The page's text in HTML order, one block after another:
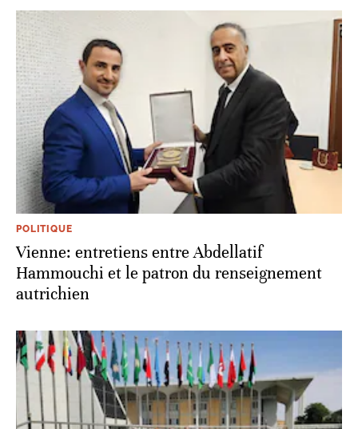
POLITIQUE
Vienne: entretiens entre Abdellatif
Hammouchi et le patron du renseignement
autrichien